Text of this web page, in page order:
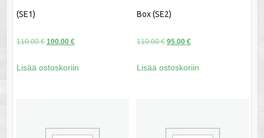
(SE1)
110.00€ Alkuperäinen
oli:
100.00 €Nykyinen
on:
Lisää ostoskoriin
Box (SE2)
110.00€ Alkuperäinen
oli:
95.00 €Nykyinen
on:
Lisää ostoskoriin